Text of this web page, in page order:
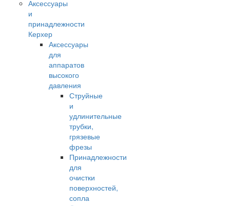
Аксессуары
и
принадлежности
Керхер
Аксессуары
для
аппаратов
высокого
давления
Струйные
и
удлинительные
трубки,
грязевые
фрезы
Принадлежности
для
очистки
поверхностей,
сопла